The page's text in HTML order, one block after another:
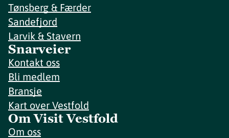
Tønsberg & Færder
Sandefjord
Larvik & Stavern
Snarveier
Kontakt oss
Bli medlem
Bransje
Kart over Vestfold
Om Visit Vestfold
Om oss